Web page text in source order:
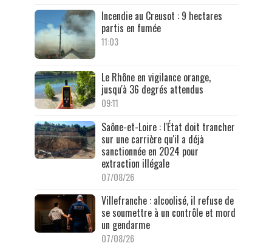
Incendie au Creusot : 9 hectares
partis en fumée
11:03
Le Rhône en vigilance orange,
jusqu'à 36 degrés attendus
09:11
Saône-et-Loire : l'État doit trancher
sur une carrière qu'il a déjà
sanctionnée en 2024 pour
extraction illégale
07/08/26
Villefranche : alcoolisé, il refuse de
se soumettre à un contrôle et mord
un gendarme
07/08/26